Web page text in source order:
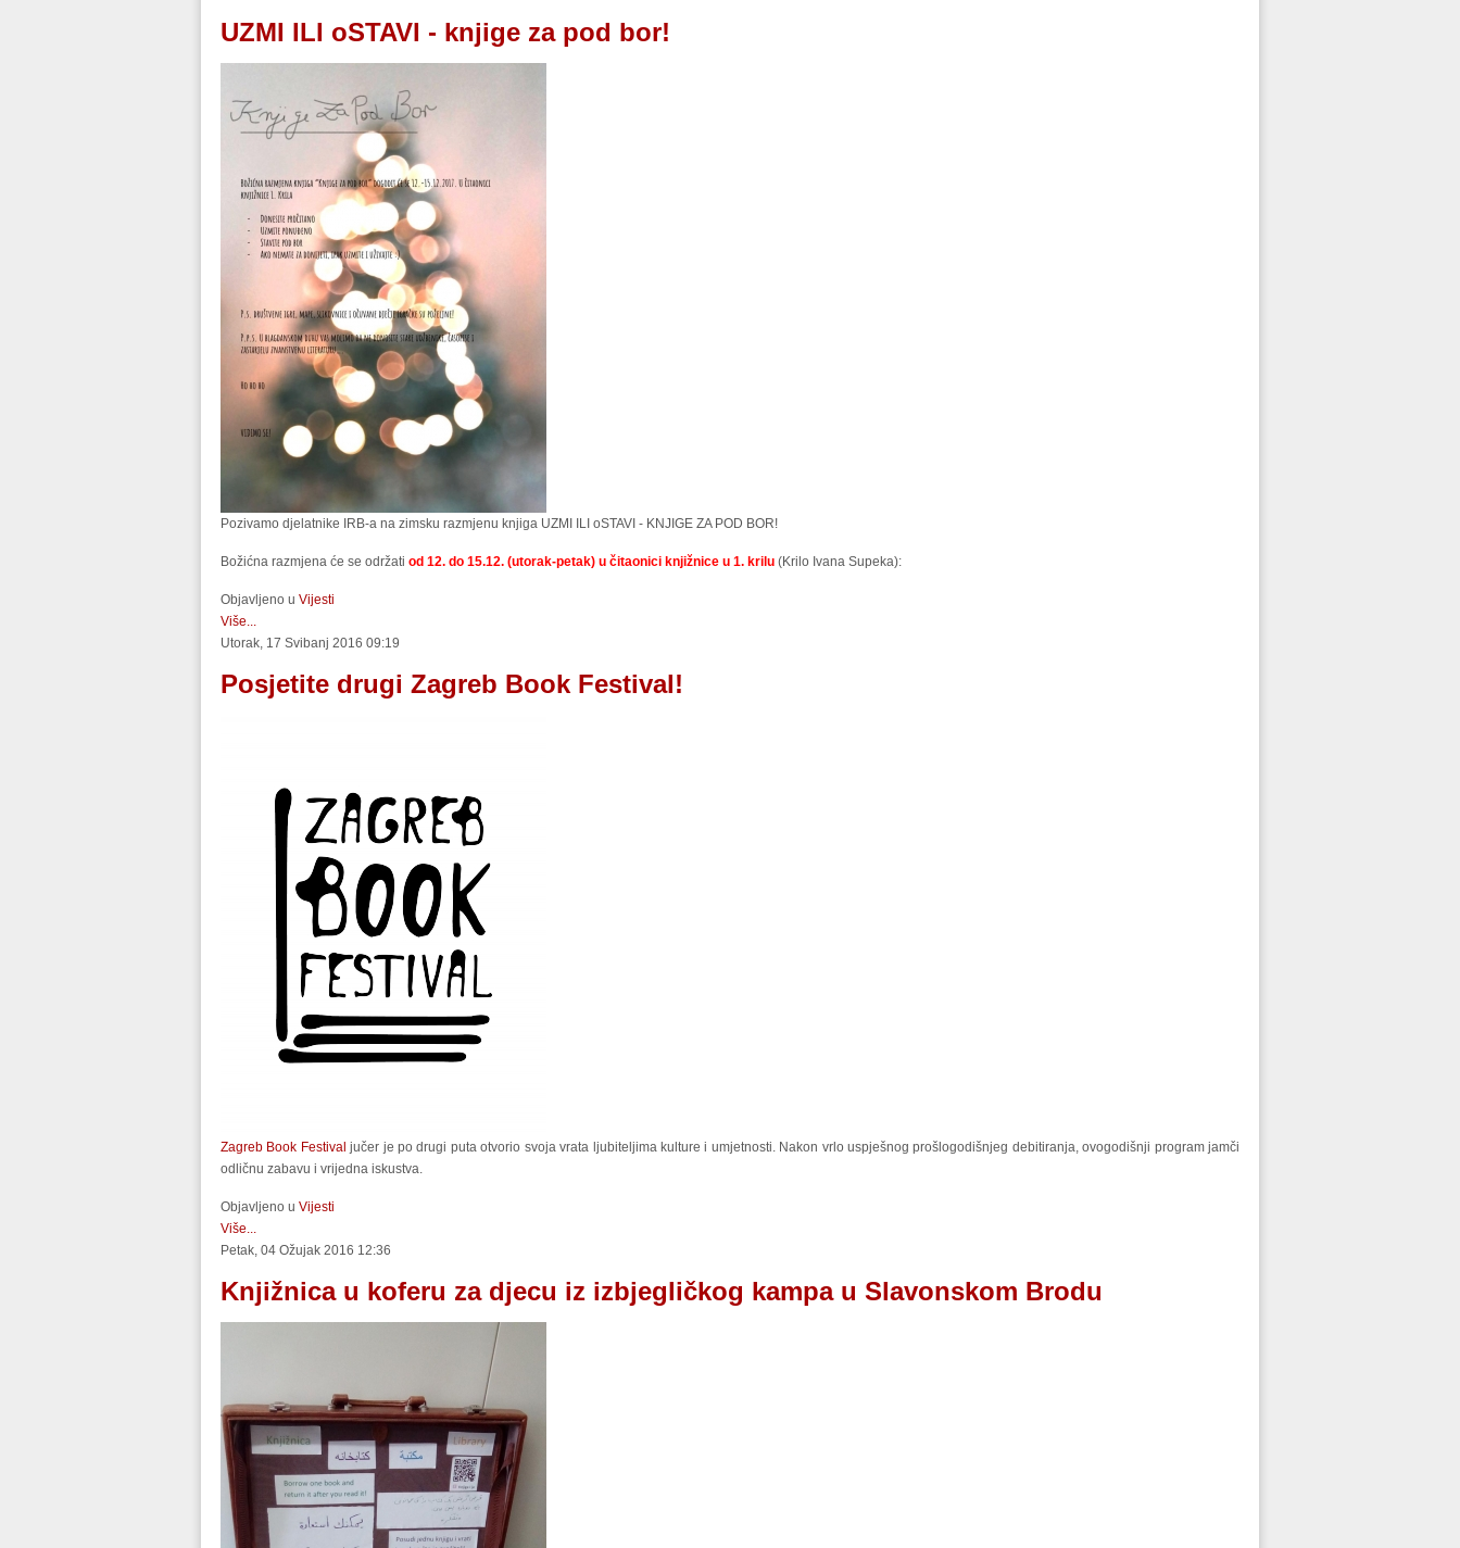
UZMI ILI oSTAVI - knjige za pod bor!
Pozivamo djelatnike IRB-a na zimsku razmjenu knjiga UZMI ILI oSTAVI - KNJIGE ZA POD BOR!
Božićna razmjena će se održati od 12. do 15.12. (utorak-petak) u čitaonici knjižnice u 1. krilu (Krilo Ivana Supeka):
Objavljeno u Vijesti
Više...
Utorak, 17 Svibanj 2016 09:19
Posjetite drugi Zagreb Book Festival!
Zagreb Book Festival jučer je po drugi puta otvorio svoja vrata ljubiteljima kulture i umjetnosti. Nakon vrlo uspješnog prošlogodišnjeg debitiranja, ovogodišnji program jamči
odličnu zabavu i vrijedna iskustva.
Objavljeno u Vijesti
Više...
Petak, 04 Ožujak 2016 12:36
Knjižnica u koferu za djecu iz izbjegličkog kampa u Slavonskom Brodu